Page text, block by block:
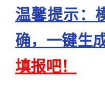
温馨提示：
确，一键生
填报吧！